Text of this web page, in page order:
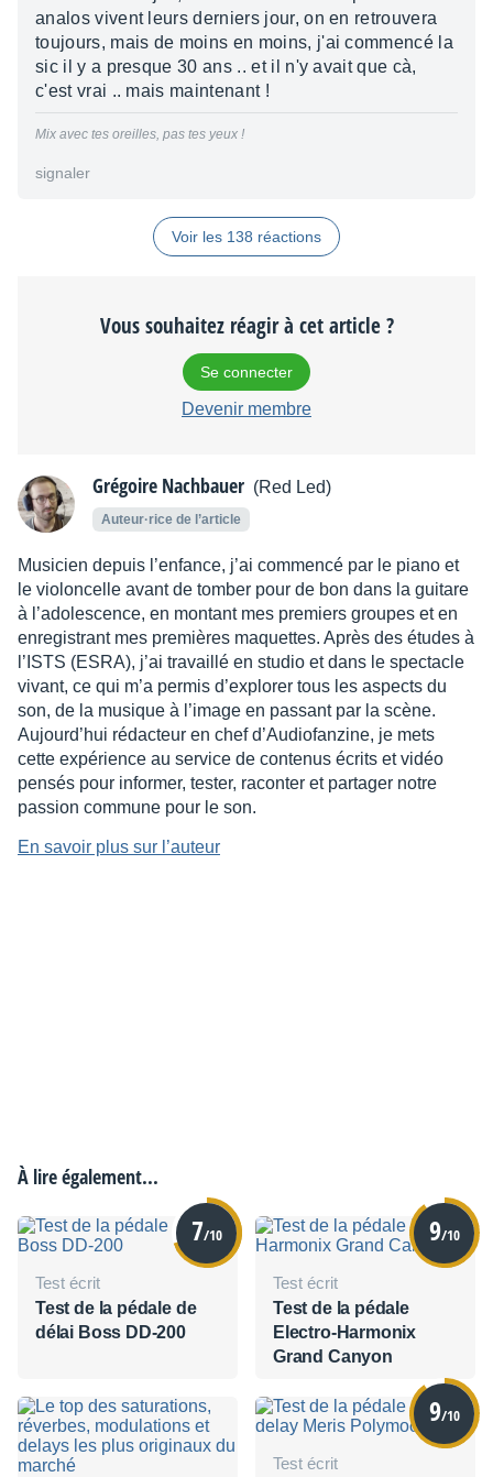
analos vivent leurs derniers jour, on en retrouvera
toujours, mais de moins en moins, j'ai commencé la
sic il y a presque 30 ans .. et il n'y avait que cà,
c'est vrai .. mais maintenant !
Mix avec tes oreilles, pas tes yeux !
signaler
Voir les 138 réactions
Vous souhaitez réagir à cet article ?
Se connecter
Devenir membre
Grégoire Nachbauer (Red Led)
Auteur·rice de l’article
Musicien depuis l’enfance, j’ai commencé par le piano et
le violoncelle avant de tomber pour de bon dans la guitare
à l’adolescence, en montant mes premiers groupes et en
enregistrant mes premières maquettes. Après des études à
l’ISTS (ESRA), j’ai travaillé en studio et dans le spectacle
vivant, ce qui m’a permis d’explorer tous les aspects du
son, de la musique à l’image en passant par la scène.
Aujourd’hui rédacteur en chef d’Audiofanzine, je mets
cette expérience au service de contenus écrits et vidéo
pensés pour informer, tester, raconter et partager notre
passion commune pour le son.
En savoir plus sur l’auteur
À lire également...
7/10
Test écrit
Test de la pédale de
délai Boss DD-200
9/10
Test écrit
Test de la pédale
Electro-Harmonix
Grand Canyon
9/10
Test écrit